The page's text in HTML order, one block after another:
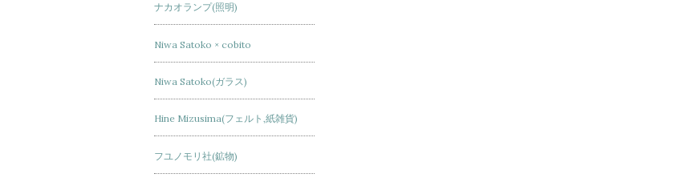
ナカオランプ(照明)
Niwa Satoko × cobito
Niwa Satoko(ガラス)
Hine Mizusima(フェルト,紙雑貨)
フユノモリ社(鉱物)